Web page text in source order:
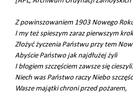
Z powinszowaniem 1903 Nowego
I my też spieszym zaraz pierwszym
Złożyć życzenia Państwu przy tem
Abyście Państwo jak najdłużej żyli
I błogiem szczęściem zawsze się cieszyli.
Niech was Państwo raczy Niebo
Wasze majątki chroni przed pożarem,